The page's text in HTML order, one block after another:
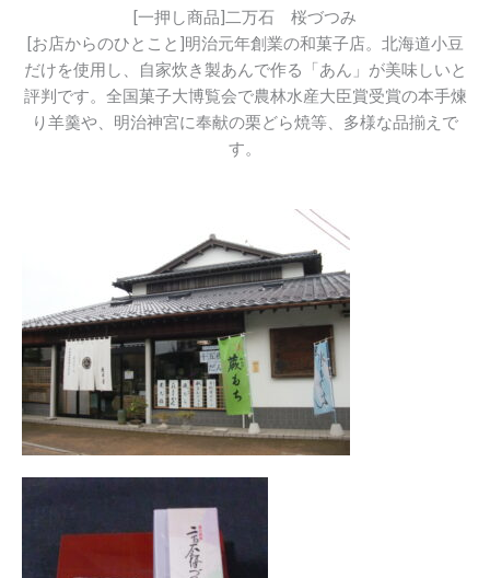
[一押し商品]二万石 桜づつみ
[お店からのひとこと]明治元年創業の和菓子店。北海道小豆
だけを使用し、自家炊き製あんで作る「あん」が美味しいと
評判です。全国菓子大博覧会で農林水産大臣賞受賞の本手煉
り羊羹や、明治神宮に奉献の栗どら焼等、多様な品揃えで
す。